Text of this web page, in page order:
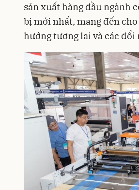
sản xuất hàng đầu ngành
bị mới nhất, mang đến
hướng tương lai và các đổi